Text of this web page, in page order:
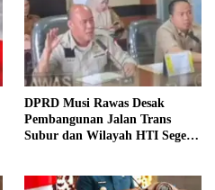
DPRD Musi Rawas Desak
Pembangunan Jalan Trans
Subur dan Wilayah HTI Segera